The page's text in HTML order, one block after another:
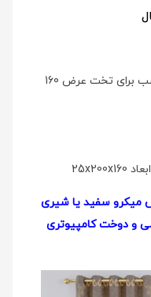
1 عدد لحاف با ابعاد 220×230 (مناسب برای تخت عرض 160
میکرو سفید یا شیری
و لحاف با الیاف 300 گرمی و دوخت کامپیوتری